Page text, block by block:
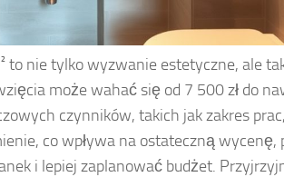
to nie tylko wyzwanie estetyczne, ale
może wahać się od 7 500 zł do
czynników, takich jak zakres
co wpływa na ostateczną wycenę,
i lepiej zaplanować budżet.